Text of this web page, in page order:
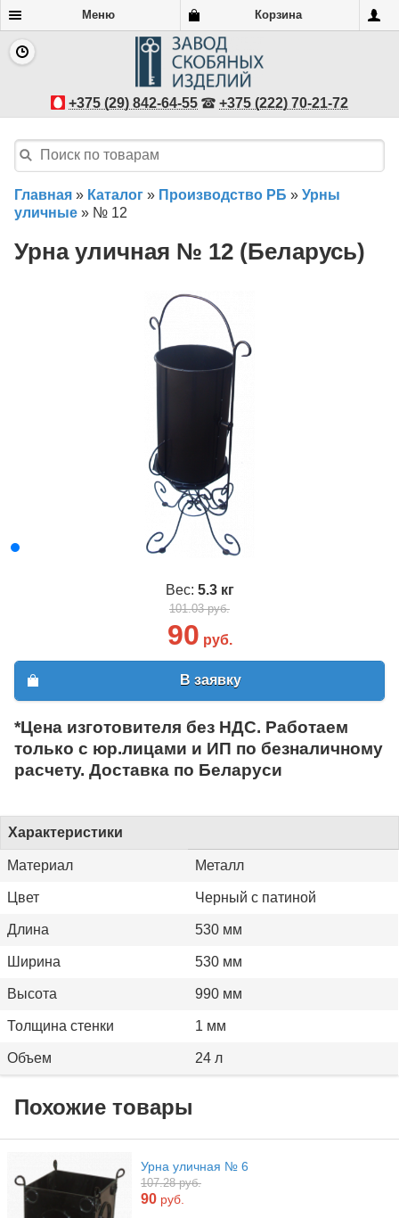
Меню Корзина
+375 (29) 842-64-55 +375 (222) 70-21-72
Главная » Каталог » Производство РБ » Урны
уличные » № 12
Урна уличная № 12 (Беларусь)
Вес: 5.3 кг
101.03 руб.
90 руб.
В заявку
*Цена изготовителя без НДС. Работаем
только с юр.лицами и ИП по безналичному
расчету. Доставка по Беларуси
Характеристики
Материал Металл
Цвет Черный с патиной
Длина 530 мм
Ширина 530 мм
Высота 990 мм
Толщина стенки 1 мм
Объем 24 л
Похожие товары
Урна уличная № 6
107.28 руб.
90 руб.